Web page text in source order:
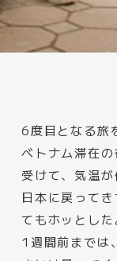
6度目となる旅
ベトナム滞在
受けて、気温
日本に戻って
てもホッとした
1週間前までは